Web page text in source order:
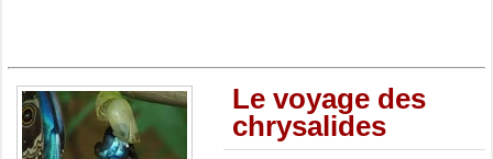
Le voyage des
chrysalides